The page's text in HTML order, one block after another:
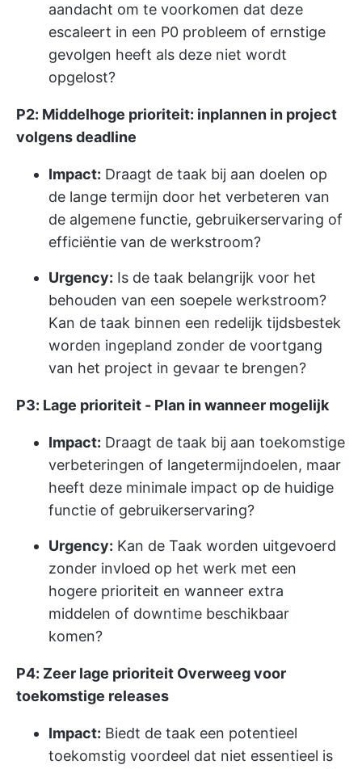
aandacht om te voorkomen dat deze
escaleert in een P0 probleem of ernstige
gevolgen heeft als deze niet wordt
opgelost?
P2: Middelhoge prioriteit: inplannen in project
volgens deadline
Impact: Draagt de taak bij aan doelen op
de lange termijn door het verbeteren van
de algemene functie, gebruikerservaring of
efficiëntie van de werkstroom?
Urgency: Is de taak belangrijk voor het
behouden van een soepele werkstroom?
Kan de taak binnen een redelijk tijdsbestek
worden ingepland zonder de voortgang
van het project in gevaar te brengen?
P3: Lage prioriteit - Plan in wanneer mogelijk
Impact: Draagt de taak bij aan toekomstige
verbeteringen of langetermijndoelen, maar
heeft deze minimale impact op de huidige
functie of gebruikerservaring?
Urgency: Kan de Taak worden uitgevoerd
zonder invloed op het werk met een
hogere prioriteit en wanneer extra
middelen of downtime beschikbaar
komen?
P4: Zeer lage prioriteit Overweeg voor
toekomstige releases
Impact: Biedt de taak een potentieel
toekomstig voordeel dat niet essentieel is